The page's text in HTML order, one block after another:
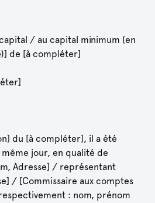
/ au capital minimum (en
de [à compléter]
du [à compléter], il a été
jour, en qualité de
Adresse] / représentant
/ [Commissaire aux comptes
: nom, prénom